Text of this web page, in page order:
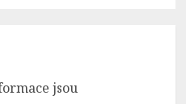
jsou